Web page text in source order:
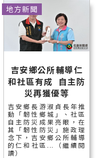
吉安鄉公所輔導仁
和社區有成 自主防
災再獲優等
吉安鄉長游淑貞長年推
動「韌性鄉城」、社區
自主防災成果亮眼，在
其「韌性防災」施政理
念下，吉安鄉公所輔導
的仁和社區...（繼續閱
讀）
地方新聞